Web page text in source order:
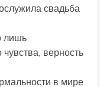
свадьба
лишь
верность
в мире